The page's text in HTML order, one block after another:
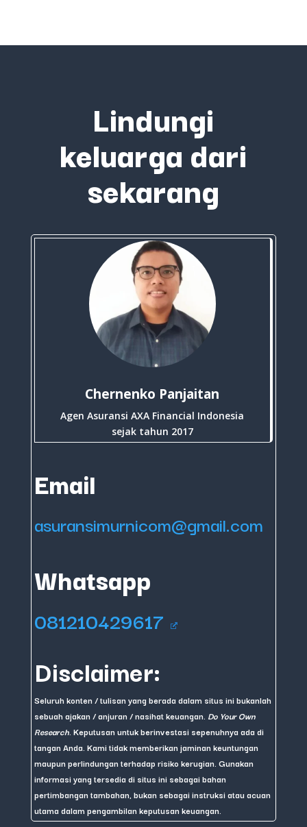
Lindungi
keluarga dari
sekarang
Chernenko Panjaitan
Agen Asuransi AXA Financial Indonesia
sejak tahun 2017
Email
asuransimurnicom@gmail.com
Whatsapp
081210429617
Disclaimer:
Seluruh konten / tulisan yang berada dalam situs ini bukanlah
sebuah ajakan / anjuran / nasihat keuangan. Do Your Own
Research . Keputusan untuk berinvestasi sepenuhnya ada di
tangan Anda. Kami tidak memberikan jaminan keuntungan
maupun perlindungan terhadap risiko kerugian. Gunakan
informasi yang tersedia di situs ini sebagai bahan
pertimbangan tambahan, bukan sebagai instruksi atau acuan
utama dalam pengambilan keputusan keuangan.